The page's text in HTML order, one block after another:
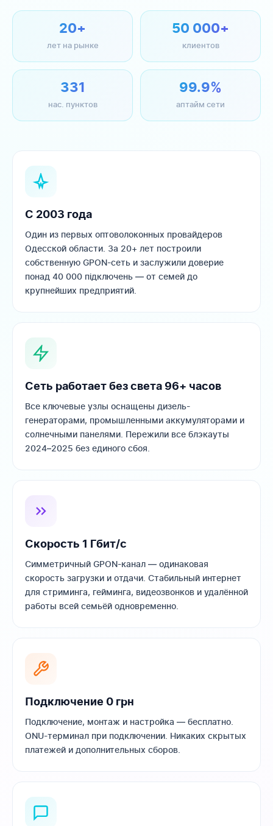
20+
лет на рынке
50 000+
клиентов
331
нас. пунктов
99.9%
аптайм сети
С 2003 года
Один из первых оптоволоконных провайдеров
Одесской области. За 20+ лет построили
собственную GPON-сеть и заслужили доверие
понад 40 000 підключень — от семей до
крупнейших предприятий.
Сеть работает без света 96+ часов
Все ключевые узлы оснащены дизель-
генераторами, промышленными аккумуляторами и
солнечными панелями. Пережили все блэкауты
2024–2025 без единого сбоя.
Скорость 1 Гбит/с
Симметричный GPON-канал — одинаковая
скорость загрузки и отдачи. Стабильный интернет
для стриминга, гейминга, видеозвонков и удалённой
работы всей семьёй одновременно.
Подключение 0 грн
Подключение, монтаж и настройка — бесплатно.
ONU-терминал при подключении. Никаких скрытых
платежей и дополнительных сборов.